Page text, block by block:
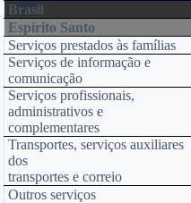
Brasil
Espírito Santo
Serviços prestados às famílias
Serviços de informação e
comunicação
Serviços profissionais,
administrativos e
complementares
Transportes, serviços auxiliares
dos
transportes e correio
Outros serviços